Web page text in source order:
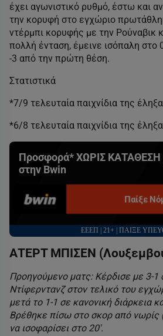
έχει αγωνιστικό ρυθμό, έστω και
την κορυφή στο εγχώριο
ντέρμπι κορυφής με την Ρούναβικ
πολλή ένταση, έμεινε ισόπαλη στο
-3 από την πρώτη θέση.
Στατιστικά
*7/9 τελευταία παιχνίδια της
*6/8 τελευταία παιχνίδια της
Προσφορά* ΧΩΡΙΣ
στην Bwin
Παίξε
ΕΕΕΠ | 21+ | ΠΑΙΞΕ
ΑΤΕΡΤ ΜΠΙΣΕΝ
Προηγούμενο ματς: Κέρδισε με 3-1
Ντίφερντανζ στον τελικό του
μετά το 1-1 σε κανονική διάρκεια
Βρέθηκε πίσω στο σκορ από νωρίς
να ισοφαρίσει στο 20′.